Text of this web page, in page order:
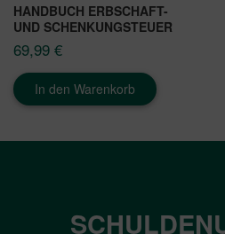
HANDBUCH ERBSCHAFT-
UND SCHENKUNGSTEUER
69,99 €
In den Warenkorb